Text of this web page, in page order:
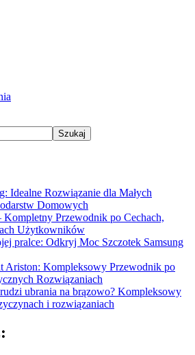
Idealne Rozwiązanie dla Małych
Domowych
Kompletny Przewodnik po Cechach,
Użytkowników
pralce: Odkryj Moc Szczotek Samsung
Ariston: Kompleksowy Przewodnik po
Rozwiązaniach
ubrania na brązowo? Kompleksowy
i rozwiązaniach